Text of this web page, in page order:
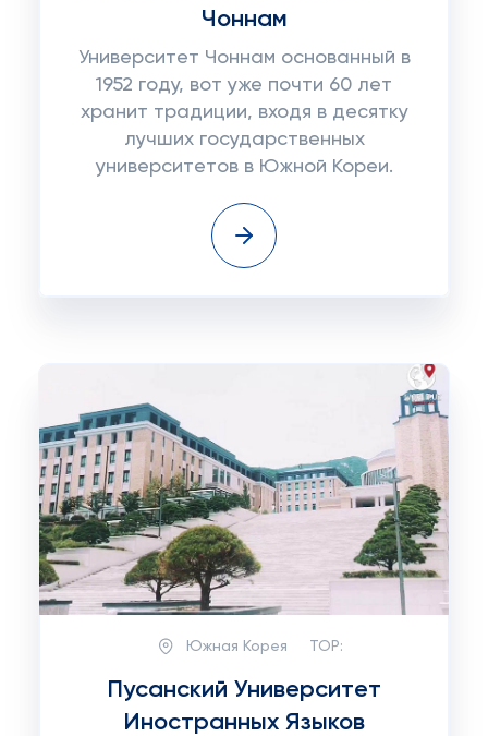
Чоннам
Университет Чоннам основанный в
1952 году, вот уже почти 60 лет
хранит традиции, входя в десятку
лучших государственных
университетов в Южной Кореи.
Южная Корея TOP:
Пусанский Университет
Иностранных Языков